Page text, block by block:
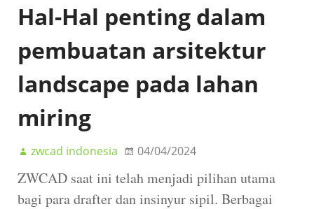
Hal-Hal penting dalam
pembuatan arsitektur
landscape pada lahan
miring
zwcad indonesia 04/04/2024
ZWCAD saat ini telah menjadi pilihan utama
bagi para drafter dan insinyur sipil. Berbagai